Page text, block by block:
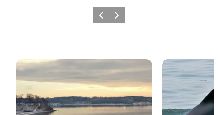
ZurückWeiter
Reboot Nature Walsafari